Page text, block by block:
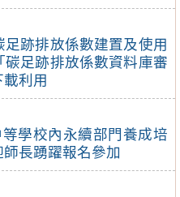
跡排放係數建置及使用
足跡排放係數資料庫審
利用
學校內永續部門養成培
長踴躍報名參加